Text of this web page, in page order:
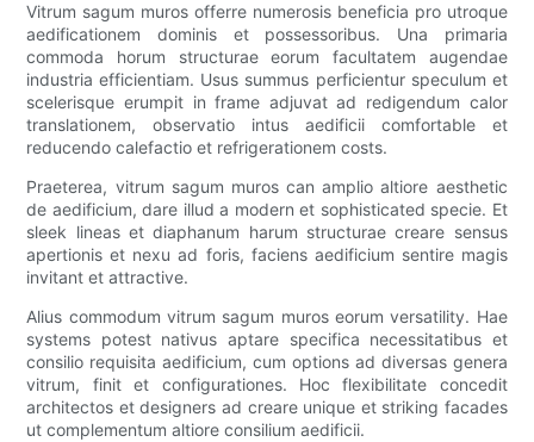
Vitrum sagum muros offerre numerosis beneficia pro utroque
aedificationem dominis et possessoribus. Una primaria
commoda horum structurae eorum facultatem augendae
industria efficientiam. Usus summus perficientur speculum et
scelerisque erumpit in frame adjuvat ad redigendum calor
translationem, observatio intus aedificii comfortable et
reducendo calefactio et refrigerationem costs.
Praeterea, vitrum sagum muros can amplio altiore aesthetic
de aedificium, dare illud a modern et sophisticated specie. Et
sleek lineas et diaphanum harum structurae creare sensus
apertionis et nexu ad foris, faciens aedificium sentire magis
invitant et attractive.
Alius commodum vitrum sagum muros eorum versatility. Hae
systems potest nativus aptare specifica necessitatibus et
consilio requisita aedificium, cum options ad diversas genera
vitrum, finit et configurationes. Hoc flexibilitate concedit
architectos et designers ad creare unique et striking facades
ut complementum altiore consilium aedificii.